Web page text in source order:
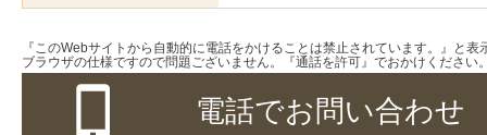
『このWebサイトから自動的に電話をかけることは禁止されています。』と
ブラウザの仕様ですので問題ございません。『通話を許可』でおかけください
電話でお問い合わせ